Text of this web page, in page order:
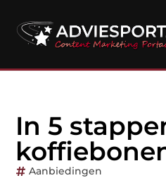
In 5
Aanbiedingen